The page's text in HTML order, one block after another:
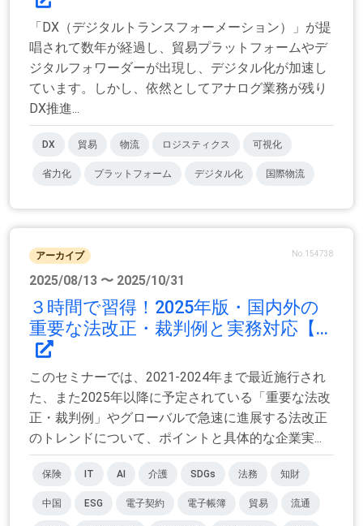
「DX（デジタルトランスフォーメーション）」が提
唱されて数年が経過し、貿易プラットフォームやデ
ジタルフォワーダーが出現し、デジタル化が加速し
ています。しかし、依然としてアナログ業務が残り
DX推進...
DX 貿易 物流 ロジスティクス 可視化
省力化 プラットフォーム デジタル化 国際物流
アーカイブ No.154738
2025/08/13 〜 2025/10/31
３時間で習得！2025年版・国内外の
重要な法改正・裁判例と実務対応【...
このセミナーでは、2021-2024年まで最近施行され
た、また2025年以降に予定されている「重要な法改
正・裁判例」やグローバルで急速に進展する法改正
のトレンドについて、ポイントと具体的な企業実...
保険 IT AI 介護 SDGs 法務 知財
中国 ESG 電子契約 電子帳簿 貿易 流通